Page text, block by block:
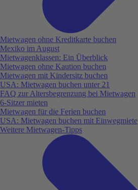
Mietwagen ohne Kreditkarte buchen
Mexiko im August
Mietwagenklassen: Ein Überblick
Mietwagen ohne Kaution buchen
Mietwagen mit Kindersitz buchen
USA: Mietwagen buchen unter 21
FAQ zur Altersbegrenzung bei Mietwagen
6-Sitzer mieten
Mietwagen für die Ferien buchen
USA: Mietwagen buchen mit Einwegmiete
Weitere Mietwagen-Tipps